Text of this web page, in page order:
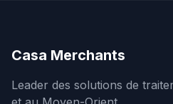
Casa Merchants
Leader des solutions de